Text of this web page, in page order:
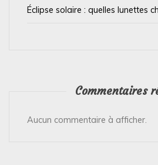
Éclipse solaire : quelles lunettes
Commentaires
Aucun commentaire à afficher.